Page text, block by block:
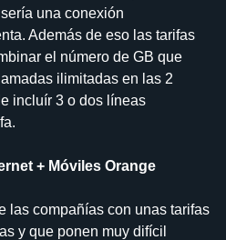
una conexión
Además de eso las tarifas
el número de GB que
ilimitadas en las 2
incluír 3 o dos líneas
+ Móviles Orange
las compañías con unas tarifas
y que ponen muy difícil